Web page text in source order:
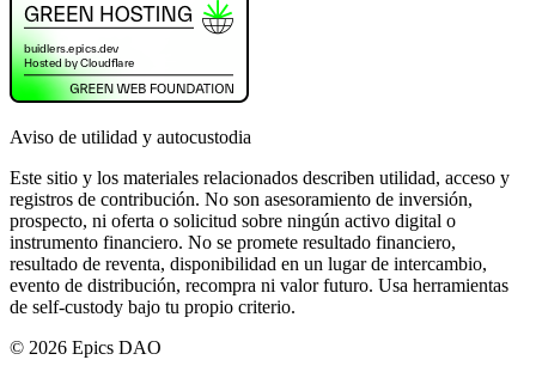
Aviso de utilidad y autocustodia
Este sitio y los materiales relacionados describen utilidad, acceso y
registros de contribución. No son asesoramiento de inversión,
prospecto, ni oferta o solicitud sobre ningún activo digital o
instrumento financiero. No se promete resultado financiero,
resultado de reventa, disponibilidad en un lugar de intercambio,
evento de distribución, recompra ni valor futuro. Usa herramientas
de self-custody bajo tu propio criterio.
© 2026 Epics DAO